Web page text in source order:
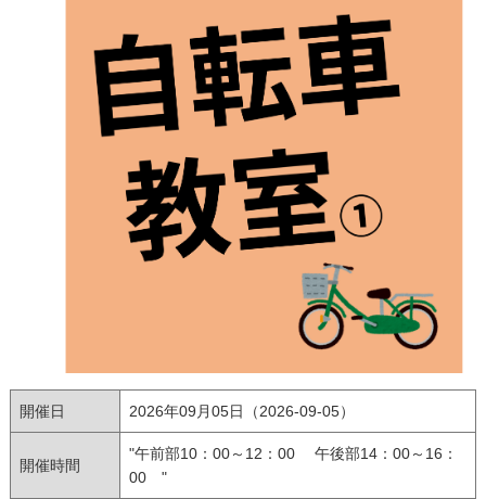
開催日 2026年09月05日（2026-09-05）
開催時間
"午前部10：00～12：00 午後部14：00～16：
00 "